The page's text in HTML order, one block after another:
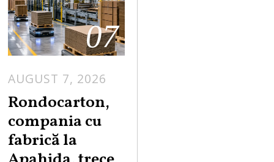
07
AUGUST 7, 2026
G
Rondocarton,
compania cu
fabrică la